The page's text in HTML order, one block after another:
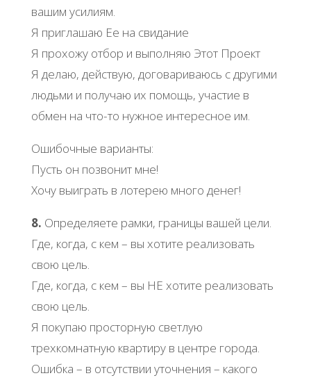
вашим усилиям.
Я приглашаю Ее на свидание
Я прохожу отбор и выполняю Этот Проект
Я делаю, действую, договариваюсь с другими
людьми и получаю их помощь, участие в
обмен на что-то нужное интересное им.
Ошибочные варианты:
Пусть он позвонит мне!
Хочу выиграть в лотерею много денег!
8. Определяете рамки, границы вашей цели.
Где, когда, с кем – вы хотите реализовать
свою цель.
Где, когда, с кем – вы НЕ хотите реализовать
свою цель.
Я покупаю просторную светлую
трехкомнатную квартиру в центре города.
Ошибка – в отсутствии уточнения – какого